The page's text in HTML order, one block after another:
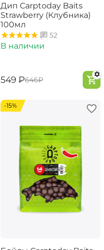
Дип Carptoday Baits
Strawberry (Клубника)
100мл
52
В наличии
‍549‍ ₽‍646‍₽
-15%